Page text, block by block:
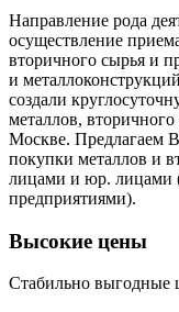
Направление рода
осуществление
вторичного сырья и
и
создали
металлов,
Москве. Предлагаем
покупки металлов и
лицами и юр. лицами
предприятиями).
Высокие цены
Стабильно выгодные